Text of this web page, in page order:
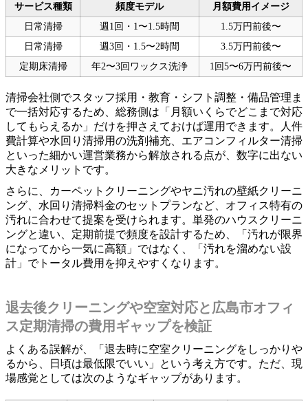
サービス種類 頻度モデル
月額費用イメージ
日常清掃
週1回・1〜1.5時間
1.5万円前後〜
日常清掃
週3回・1.5〜2時間
3.5万円前後〜
定期床清掃
年2〜3回ワックス洗浄 1回5〜6万円前後〜
清掃会社側でスタッフ採用・教育・シフト調整・備品管理ま
で一括対応するため、総務側は「月額いくらでどこまで対応
してもらえるか」だけを押さえておけば運用できます。人件
費計算や水回り清掃用の洗剤補充、エアコンフィルター清掃
といった細かい運営業務から解放される点が、数字に出ない
大きなメリットです。
さらに、カーペットクリーニングやヤニ汚れの壁紙クリーニ
ング、水回り清掃料金のセットプランなど、オフィス特有の
汚れに合わせて提案を受けられます。単発のハウスクリーニ
ングと違い、定期前提で頻度を設計するため、「汚れが限界
になってから一気に高額」ではなく、「汚れを溜めない設
計」でトータル費用を抑えやすくなります。
退去後クリーニングや空室対応と広島市オフィ
ス定期清掃の費用ギャップを検証
よくある誤解が、「退去時に空室クリーニングをしっかりや
るから、日頃は最低限でいい」という考え方です。ただ、現
場感覚としては次のようなギャップがあります。